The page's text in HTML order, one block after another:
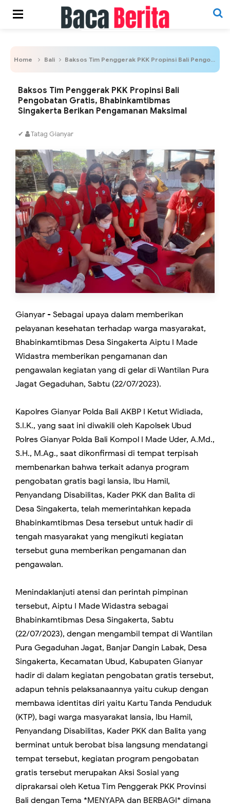
Home Bali Baksos Tim Penggerak PKK Propinsi Bali Pengobatan Gratis, Bhabinkamtibmas Singakerta Berikan Pengamanan Maksimal
Baksos Tim Penggerak PKK Propinsi Bali
Pengobatan Gratis, Bhabinkamtibmas
Singakerta Berikan Pengamanan Maksimal
✔ Tatag Gianyar
Gianyar - Sebagai upaya dalam memberikan
pelayanan kesehatan terhadap warga masyarakat,
Bhabinkamtibmas Desa Singakerta Aiptu I Made
Widastra memberikan pengamanan dan
pengawalan kegiatan yang di gelar di Wantilan Pura
Jagat Gegaduhan, Sabtu (22/07/2023).
Kapolres Gianyar Polda Bali AKBP I Ketut Widiada,
S.I.K., yang saat ini diwakili oleh Kapolsek Ubud
Polres Gianyar Polda Bali Kompol I Made Uder, A.Md.,
S.H., M.Ag., saat dikonfirmasi di tempat terpisah
membenarkan bahwa terkait adanya program
pengobatan gratis bagi lansia, Ibu Hamil,
Penyandang Disabilitas, Kader PKK dan Balita di
Desa Singakerta, telah memerintahkan kepada
Bhabinkamtibmas Desa tersebut untuk hadir di
tengah masyarakat yang mengikuti kegiatan
tersebut guna memberikan pengamanan dan
pengawalan.
Menindaklanjuti atensi dan perintah pimpinan
tersebut, Aiptu I Made Widastra sebagai
Bhabinkamtibmas Desa Singakerta, Sabtu
(22/07/2023), dengan mengambil tempat di Wantilan
Pura Gegaduhan Jagat, Banjar Dangin Labak, Desa
Singakerta, Kecamatan Ubud, Kabupaten Gianyar
hadir di dalam kegiatan pengobatan gratis tersebut,
adapun tehnis pelaksanaannya yaitu cukup dengan
membawa identitas diri yaitu Kartu Tanda Penduduk
(KTP), bagi warga masyarakat lansia, Ibu Hamil,
Penyandang Disabilitas, Kader PKK dan Balita yang
berminat untuk berobat bisa langsung mendatangi
tempat tersebut, kegiatan program pengobatan
gratis tersebut merupakan Aksi Sosial yang
diprakarsai oleh Ketua Tim Penggerak PKK Provinsi
Bali dengan Tema *MENYAPA dan BERBAGI* dimana